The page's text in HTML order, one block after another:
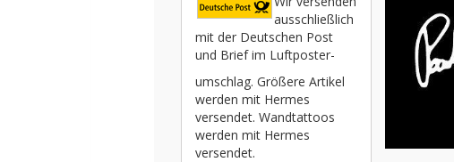
ausschließlich
mit der Deutschen Post
und Brief im Luftposter-
umschlag. Größere Artikel
werden mit Hermes
versendet. Wandtattoos
werden mit Hermes
versendet.